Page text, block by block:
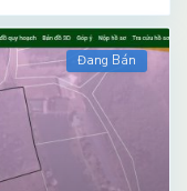
Đang Bán